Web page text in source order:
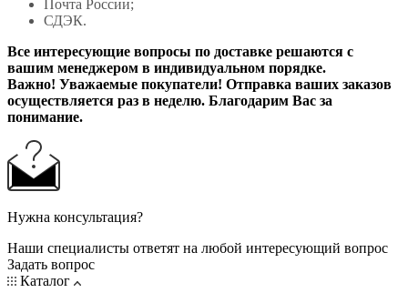
Почта России;
СДЭК.
Все интересующие вопросы по доставке решаются с
вашим менеджером в индивидуальном порядке.
Важно! Уважаемые покупатели! Отправка ваших заказов
осуществляется раз в неделю. Благодарим Вас за
понимание.
Нужна консультация?
Наши специалисты ответят на любой интересующий вопрос
Задать вопрос
Каталог